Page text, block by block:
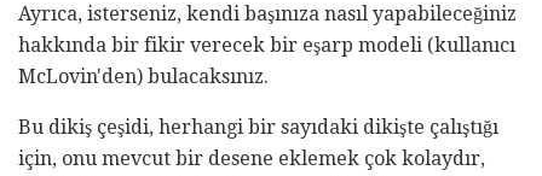
Ayrıca, isterseniz, kendi başınıza nasıl yapabileceğiniz
hakkında bir fikir verecek bir eşarp modeli (kullanıcı
McLovin'den) bulacaksınız.
Bu dikiş çeşidi, herhangi bir sayıdaki dikişte çalıştığı
için, onu mevcut bir desene eklemek çok kolaydır,